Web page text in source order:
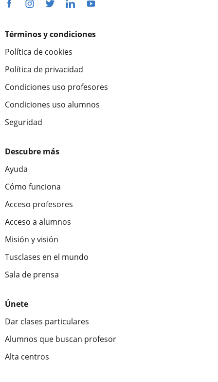
Términos y condiciones
Política de cookies
Política de privacidad
Condiciones uso profesores
Condiciones uso alumnos
Seguridad
Descubre más
Ayuda
Cómo funciona
Acceso profesores
Acceso a alumnos
Misión y visión
Tusclases en el mundo
Sala de prensa
Únete
Dar clases particulares
Alumnos que buscan profesor
Alta centros